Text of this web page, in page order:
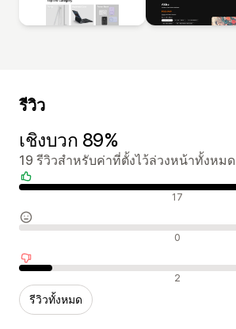
รีวิว
เชิงบวก 89%
19 รีวิวสำหรับค่าที่ตั้งไว้ล่วงหน้าทั้งหมด
รีวิวเชิงบวก 17
รีวิวที่เป็นกลาง 0
รีวิวเชิงลบ 2
รีวิวทั้งหมด